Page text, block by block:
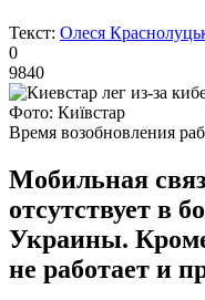
Текст: Олеся
0
9840
Фото: Київстар
Время возобновления
Мобильная
отсутствует в
Украины. Кроме
не работает и